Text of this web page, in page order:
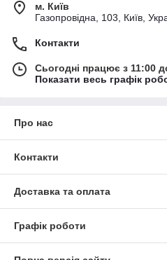
м. Київ
Газопровідна, 103, Київ,
Контакти
Сьогодні працює з 11:00
Показати весь графік
Про нас
Контакти
Доставка та оплата
Графік роботи